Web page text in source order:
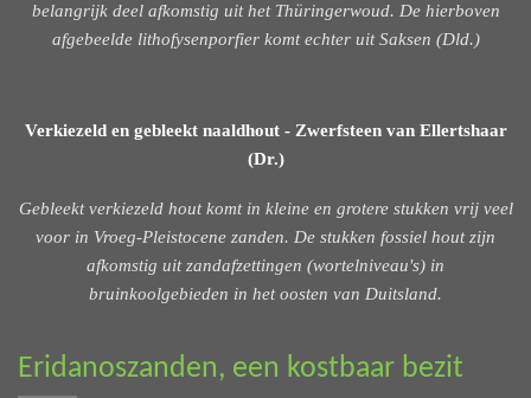
belangrijk deel afkomstig uit het Thüringerwoud. De hierboven
afgebeelde lithofysenporfier komt echter uit Saksen (Dld.)
Verkiezeld en gebleekt naaldhout - Zwerfsteen van Ellertshaar
(Dr.)
Gebleekt verkiezeld hout komt in kleine en grotere stukken vrij veel
voor in Vroeg-Pleistocene zanden. De stukken fossiel hout zijn
afkomstig uit zandafzettingen (wortelniveau's) in
bruinkoolgebieden in het oosten van Duitsland.
Eridanoszanden, een kostbaar bezit